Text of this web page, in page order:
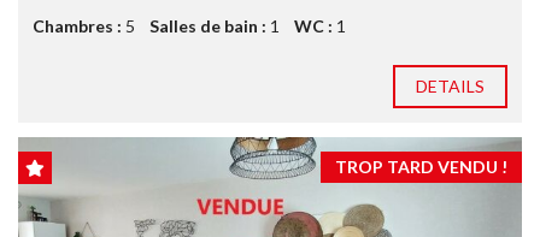
Chambres : 5 Salles de bain : 1 WC : 1
DETAILS
TROP TARD VENDU !